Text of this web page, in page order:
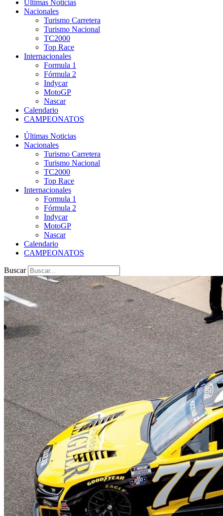
Últimas Noticias
Nacionales
Turismo Carretera
Turismo Nacional
TC2000
Top Race
Internacionales
Formula 1
Fórmula 2
Indycar
MotoGP
Nascar
Calendario
CAMPEONATOS
Últimas Noticias
Nacionales
Turismo Carretera
Turismo Nacional
TC2000
Top Race
Internacionales
Formula 1
Fórmula 2
Indycar
MotoGP
Nascar
Calendario
CAMPEONATOS
Buscar